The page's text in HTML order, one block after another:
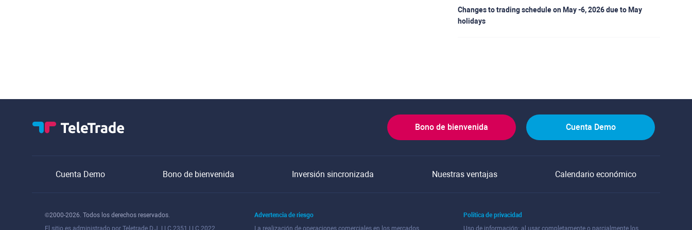
Changes to trading schedule on May -6, 2026 due to May
holidays
Bono de bienvenida Cuenta Demo
Cuenta Demo Bono de bienvenida Inversión sincronizada Nuestras ventajas Calendario económico
©2000-2026. Todos los derechos reservados.
El sitio es administrado por Teletrade D.J. LLC 2351 LLC 2022
Advertencia de riesgo
La realización de operaciones comerciales en los mercados
Política de privacidad
Uso de información: al usar completamente o parcialmente los